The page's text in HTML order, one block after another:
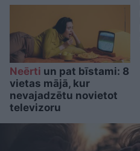
Neērti un pat bīstami: 8
vietas mājā, kur
nevajadzētu novietot
televizoru